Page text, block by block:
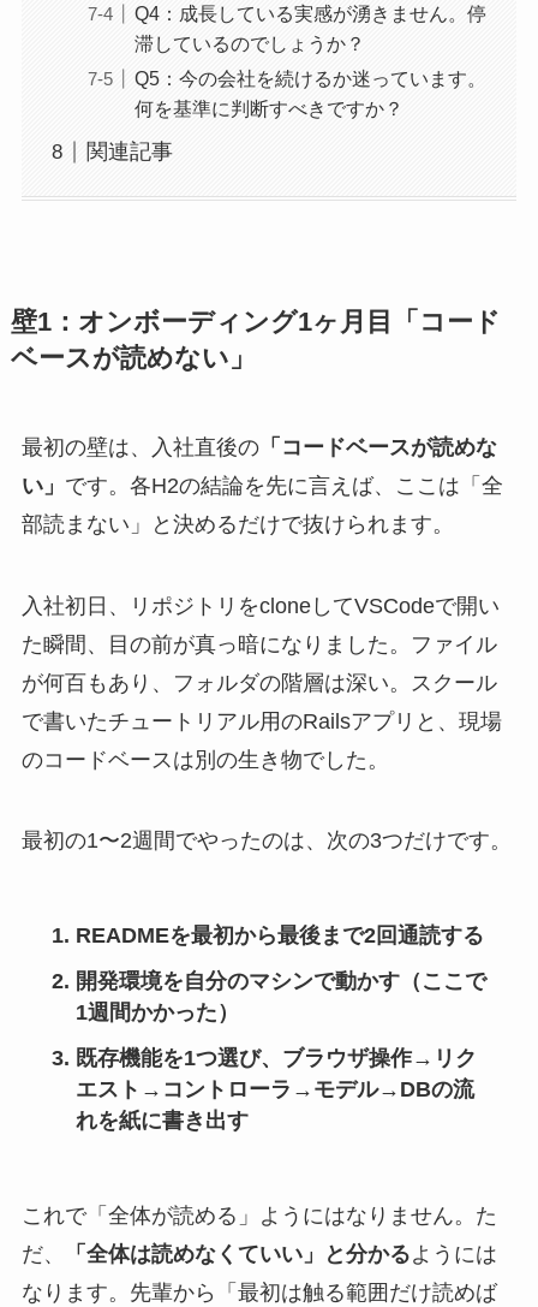
Q4：成長している実感が湧きません。停
滞しているのでしょうか？
Q5：今の会社を続けるか迷っています。
何を基準に判断すべきですか？
関連記事
壁1：オンボーディング1ヶ月目「コード
ベースが読めない」
最初の壁は、入社直後の「コードベースが読めな
い」 です。各H2の結論を先に言えば、ここは「全
部読まない」と決めるだけで抜けられます。
入社初日、リポジトリをcloneしてVSCodeで開い
た瞬間、目の前が真っ暗になりました。ファイル
が何百もあり、フォルダの階層は深い。スクール
で書いたチュートリアル用のRailsアプリと、現場
のコードベースは別の生き物でした。
最初の1〜2週間でやったのは、次の3つだけです。
READMEを最初から最後まで2回通読する
開発環境を自分のマシンで動かす（ここで
1週間かかった）
既存機能を1つ選び、ブラウザ操作→リク
エスト→コントローラ→モデル→DBの流
れを紙に書き出す
これで「全体が読める」ようにはなりません。た
だ、
「全体は読めなくていい」と分かるようには
なります。先輩から「最初は触る範囲だけ読めば